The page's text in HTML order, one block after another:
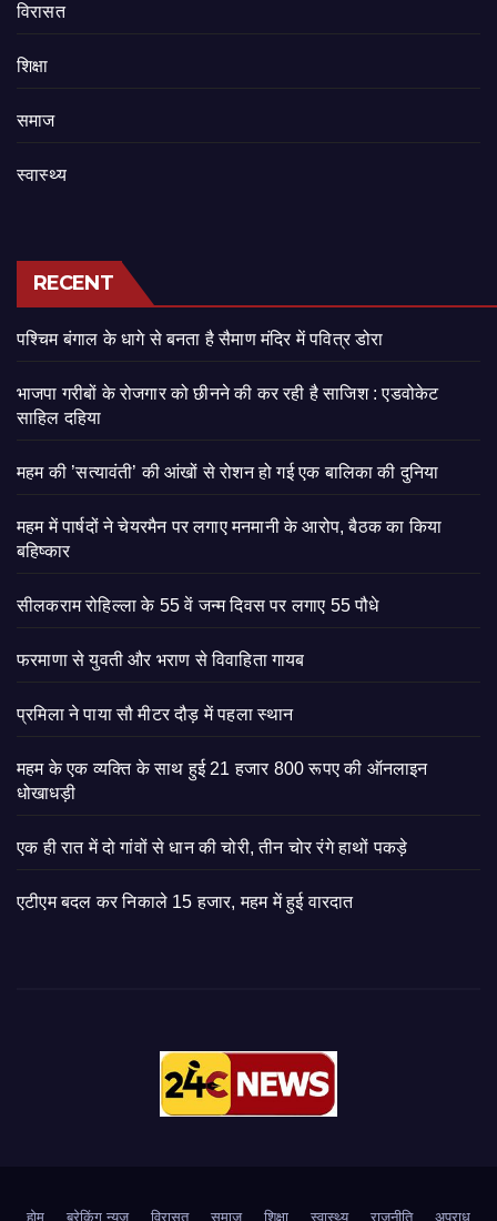
‍‍विरासत
शिक्षा
समाज
स्वास्थ्य
RECENT
पश्चिम बंगाल के धागे से बनता है सैमाण मंदिर में पवित्र डोरा
भाजपा गरीबों के रोजगार को छीनने की कर रही है साजिश : एडवोकेट
साहिल दहिया
महम की ’सत्यावंती’ की आंखों से रोशन हो गई एक बालिका की दुनिया
महम में पार्षदों ने चेयरमैन पर लगाए मनमानी के आरोप, बैठक का किया
बहिष्कार
सीलकराम रोहिल्ला के 55 वें जन्म दिवस पर लगाए 55 पौधे
फरमाणा से युवती और भराण से विवाहिता गायब
प्रमिला ने पाया सौ मीटर दौड़ में पहला स्थान
महम के एक व्यक्ति के साथ हुई 21 हजार 800 रूपए की ऑनलाइन
धोखाधड़ी
एक ही रात में दो गांवों से धान की चोरी, तीन चोर रंगे हाथों पकड़े
एटीएम बदल कर निकाले 15 हजार, महम में हुई वारदात
होम ब्रेकिंग न्यूज़ ‍‍विरासत समाज शिक्षा स्वास्थ्य राजनीति अपराध